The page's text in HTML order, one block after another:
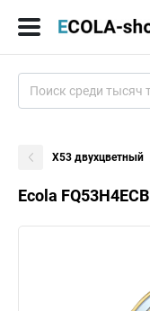
X53 двухцветный
Ecola FQ53H4ECB